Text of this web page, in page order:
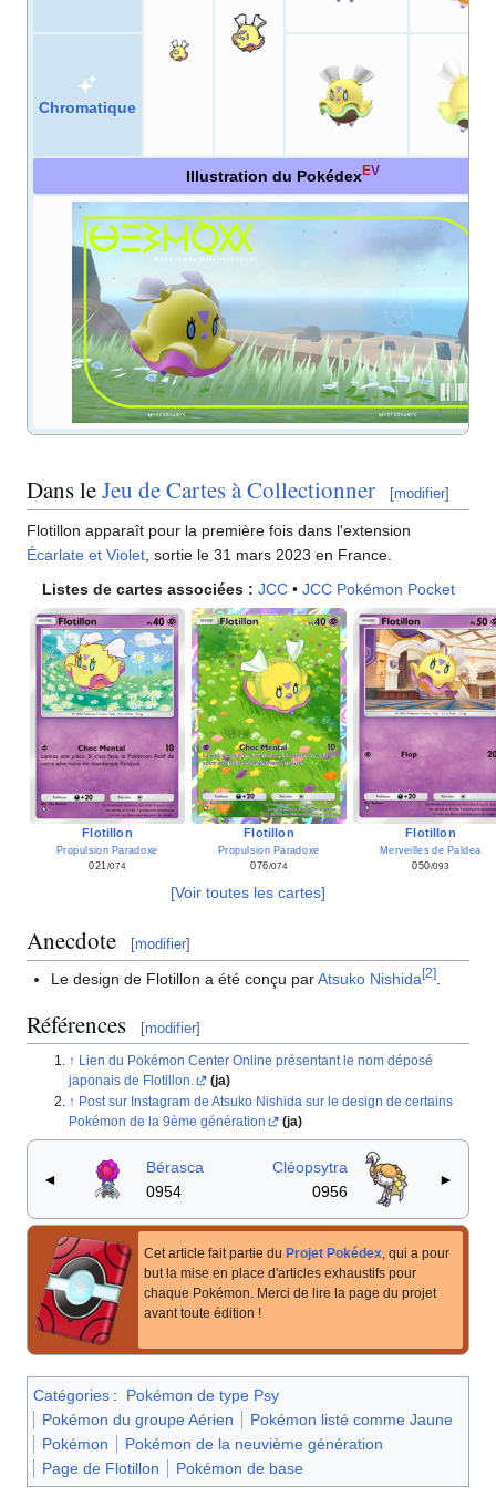
Chromatique
Illustration du PokédexEV
Dans leJeu de Cartes à Collectionner [modifier]
Flotillon apparaît pour la première fois dans l'extension
Écarlate et Violet , sortie le 31 mars 2023 en France.
Listes de cartes associées : JCC• JCC Pokémon Pocket
Flotillon
Propulsion Paradoxe
021/074
Flotillon
Propulsion Paradoxe
076/074
Flotillon
Merveilles de Paldea
050/093
[Voir toutes les cartes]
Anecdote [modifier]
Le design de Flotillon a été conçu parAtsuko Nishida[2]
Références [modifier]
Lien du Pokémon Center Online présentant le nom déposé
japonais de Flotillon.
(ja)
Post sur Instagram de Atsuko Nishida sur le design de certains
Pokémon de la 9ème génération
(ja)
◄
Bérasca
0954
Cléopsytra
0956
►
Cet article fait partie du Projet Pokédex, qui a pour
but la mise en place d'articles exhaustifs pour
chaque Pokémon. Merci de lire la page du projet
avant toute édition !
Catégories :
Pokémon de type Psy
Pokémon du groupe Aérien
Pokémon listé comme Jaune
Pokémon
Pokémon de la neuvième génération
Page de Flotillon
Pokémon de base